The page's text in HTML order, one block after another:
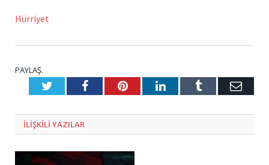
Hürriyet
PAYLAŞ.
TwitterFacebookPinterestLinkedInTumblr E-
ILIŞKILI YAZILAR